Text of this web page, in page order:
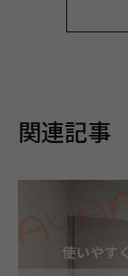
関連記事